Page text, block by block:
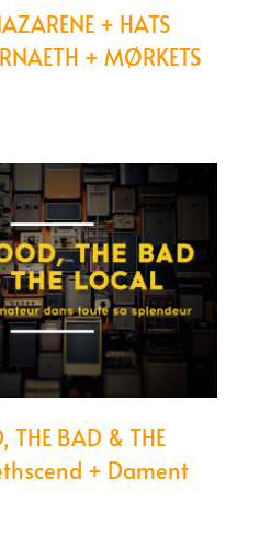
+ HATS
+ MØRKETS
THE BAD & THE
+ Dament